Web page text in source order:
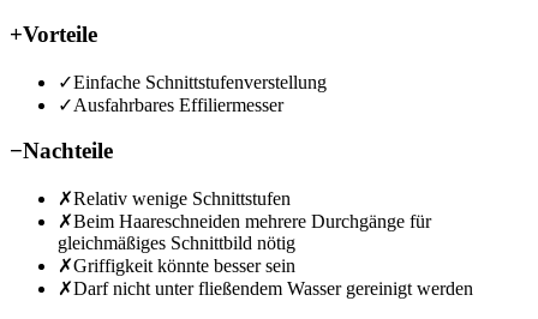
+Vorteile
✓Einfache Schnittstufenverstellung
✓Ausfahrbares Effiliermesser
−Nachteile
✗Relativ wenige Schnittstufen
✗Beim Haareschneiden mehrere Durchgänge für
gleichmäßiges Schnittbild nötig
✗Griffigkeit könnte besser sein
✗Darf nicht unter fließendem Wasser gereinigt werden